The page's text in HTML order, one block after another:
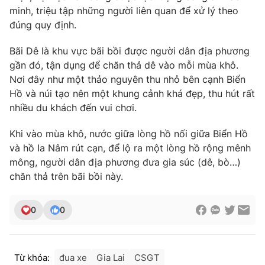
THỜI BÁO VTV
Theo dõi báo trên
Cơ quan chủ quản: Đài Truyền hình Việt Nam
Cơ quan báo chí:Thời báo VTV
Giấy phép hoạt động báo in và báo điện tử số 483/GP-BTTTT
Tổng Biên tập:
Tổng đài VTV:024.38 355 931 - 024.38 355 932
minh, triệu tập những người liên quan để xử lý theo
đúng quy định.
Bãi Dê là khu vực bãi bồi được người dân địa phương
gần đó, tận dụng để chăn thả dê vào mỗi mùa khô.
Nơi đây như một thảo nguyên thu nhỏ bên cạnh Biển
Hồ và núi tạo nên một khung cảnh khá đẹp, thu hút rất
nhiều du khách đến vui chơi.
Khi vào mùa khô, nước giữa lòng hồ nối giữa Biển Hồ
và hồ Ia Nâm rút cạn, để lộ ra một lòng hồ rộng mênh
mông, người dân địa phương đưa gia súc (dê, bò…)
chăn thả trên bãi bồi này.
0 0
Từ khóa: đua xe Gia Lai CSGT